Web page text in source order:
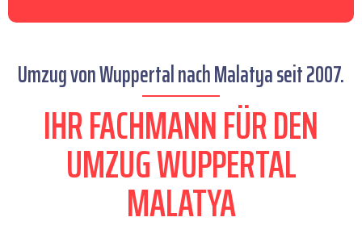
Umzug von Wuppertal nach Malatya seit 2007.
IHR FACHMANN FÜR DEN
UMZUG WUPPERTAL
MALATYA